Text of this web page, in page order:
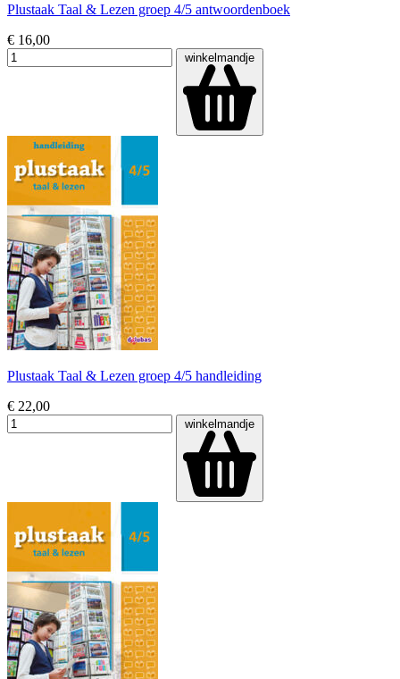
Plustaak Taal & Lezen groep 4/5 antwoordenboek
€ 16,00
winkelmandje
Plustaak Taal & Lezen groep 4/5 handleiding
€ 22,00
winkelmandje